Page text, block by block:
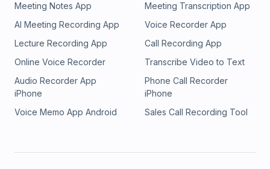
Meeting Notes App
Meeting Transcription App
AI Meeting Recording App
Voice Recorder App
Lecture Recording App
Call Recording App
Online Voice Recorder
Transcribe Video to Text
Audio Recorder App
iPhone
Phone Call Recorder
iPhone
Voice Memo App Android
Sales Call Recording Tool